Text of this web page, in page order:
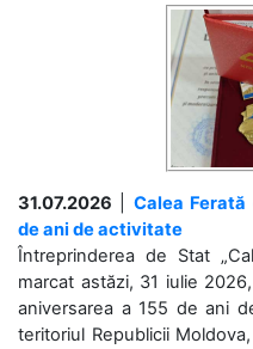
31.07.2026
Calea
de ani de activitate
Întreprinderea de Stat
marcat astăzi, 31 iulie
aniversarea a 155 de ani
teritoriul Republicii